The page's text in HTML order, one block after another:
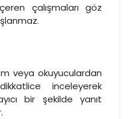
çalışmaları göz
veya okuyuculardan
inceleyerek
bir şekilde yanıt